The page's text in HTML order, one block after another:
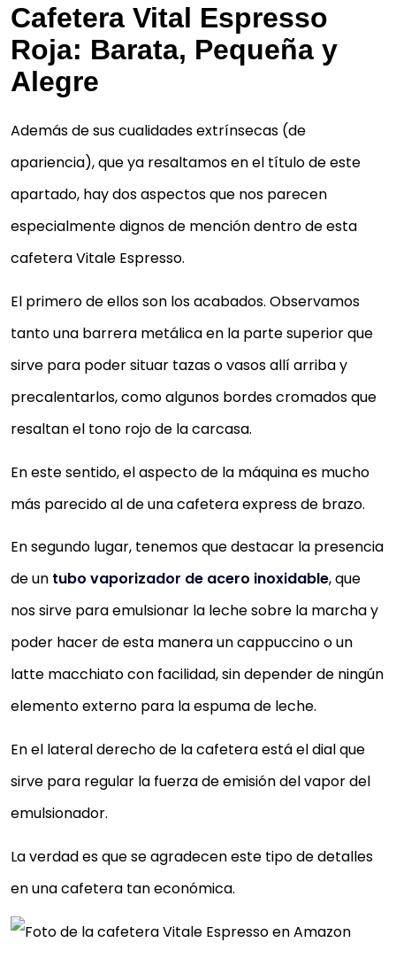
Cafetera Vital Espresso
Roja: Barata, Pequeña y
Alegre
Además de sus cualidades extrínsecas (de
apariencia), que ya resaltamos en el título de este
apartado, hay dos aspectos que nos parecen
especialmente dignos de mención dentro de esta
cafetera Vitale Espresso.
El primero de ellos son los acabados. Observamos
tanto una barrera metálica en la parte superior que
sirve para poder situar tazas o vasos allí arriba y
precalentarlos, como algunos bordes cromados que
resaltan el tono rojo de la carcasa.
En este sentido, el aspecto de la máquina es mucho
más parecido al de una cafetera express de brazo.
En segundo lugar, tenemos que destacar la presencia
de un tubo vaporizador de acero inoxidable, que
nos sirve para emulsionar la leche sobre la marcha y
poder hacer de esta manera un cappuccino o un
latte macchiato con facilidad, sin depender de ningún
elemento externo para la espuma de leche.
En el lateral derecho de la cafetera está el dial que
sirve para regular la fuerza de emisión del vapor del
emulsionador.
La verdad es que se agradecen este tipo de detalles
en una cafetera tan económica.